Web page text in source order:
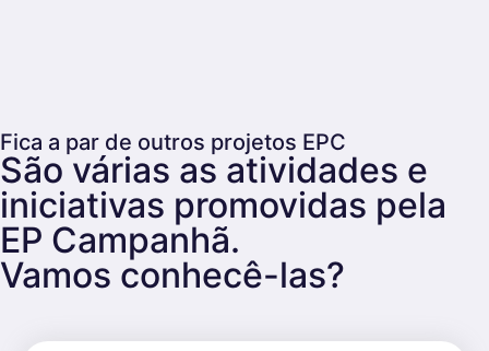
Fica a par de outros projetos EPC
São várias as atividades e
iniciativas promovidas pela
EP Campanhã.
Vamos conhecê-las?